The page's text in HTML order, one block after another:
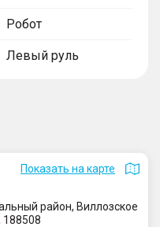
Робот
Левый руль
Показать на карте
район, Виллозское
188508